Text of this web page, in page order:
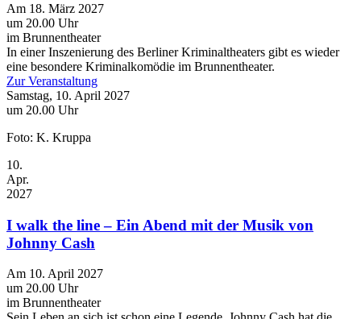
Am 18. März 2027
um 20.00 Uhr
im Brunnentheater
In einer Inszenierung des Berliner Kriminaltheaters gibt es wieder
eine besondere Kriminalkomödie im Brunnentheater.
Zur Veranstaltung
Samstag, 10. April 2027
um 20.00 Uhr
Foto: K. Kruppa
10.
Apr.
2027
I walk the line – Ein Abend mit der Musik von
Johnny Cash
Am 10. April 2027
um 20.00 Uhr
im Brunnentheater